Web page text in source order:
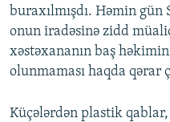
buraxılmışdı. Həmin
onun iradəsinə zidd
xəstəxananın baş
olunmaması haqda qərar
Küçələrdən plastik